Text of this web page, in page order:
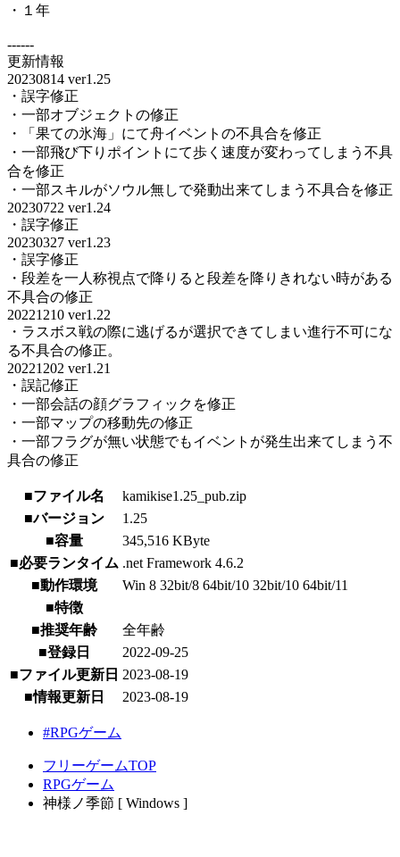
・１年
------
更新情報
20230814 ver1.25
・誤字修正
・一部オブジェクトの修正
・「果ての氷海」にて舟イベントの不具合を修正
・一部飛び下りポイントにて歩く速度が変わってしまう不具
合を修正
・一部スキルがソウル無しで発動出来てしまう不具合を修正
20230722 ver1.24
・誤字修正
20230327 ver1.23
・誤字修正
・段差を一人称視点で降りると段差を降りきれない時がある
不具合の修正
20221210 ver1.22
・ラスボス戦の際に逃げるが選択できてしまい進行不可にな
る不具合の修正。
20221202 ver1.21
・誤記修正
・一部会話の顔グラフィックを修正
・一部マップの移動先の修正
・一部フラグが無い状態でもイベントが発生出来てしまう不
具合の修正
■ファイル名
kamikise1.25_pub.zip
■バージョン
1.25
■容量
345,516 KByte
■必要ランタイム .net Framework 4.6.2
■動作環境
Win 8 32bit/8 64bit/10 32bit/10 64bit/11
■特徴
■推奨年齢
全年齢
■登録日
2022-09-25
■ファイル更新日 2023-08-19
■情報更新日
2023-08-19
#RPGゲーム
フリーゲームTOP
RPGゲーム
神様ノ季節 [ Windows ]